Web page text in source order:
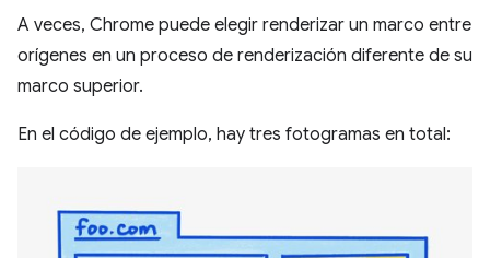
A veces, Chrome puede elegir renderizar un marco entre
orígenes en un proceso de renderización diferente de su
marco superior.
En el código de ejemplo, hay tres fotogramas en total: